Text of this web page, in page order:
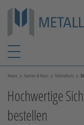
Home > Garten & Haus > Sichtschutz >
Hochwertige
bestellen